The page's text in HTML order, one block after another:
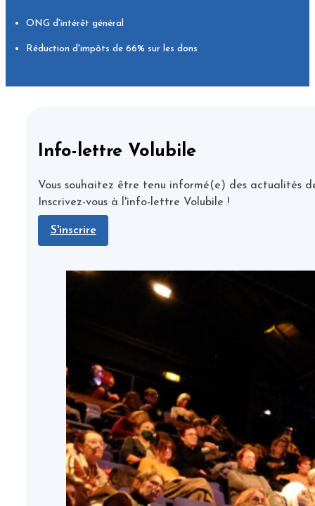
ONG d'intérêt général
Réduction d'impôts de 66% sur les dons
Info-lettre Volubile
Vous souhaitez être tenu informé(e) des actualités
Inscrivez-vous à l'info-lettre Volubile !
S'inscrire